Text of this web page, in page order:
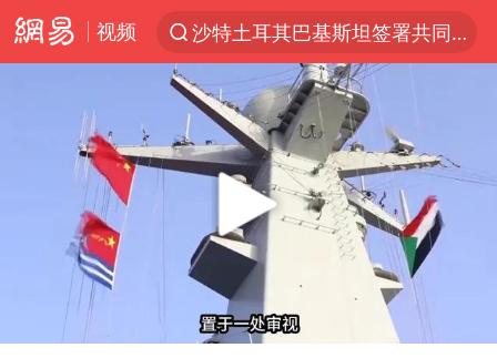
视频
沙特土耳其巴基斯坦签署共同防务协议
泉州市委书记张毅恭被查
台风白海豚已进入24小时警戒线
Play
00:00